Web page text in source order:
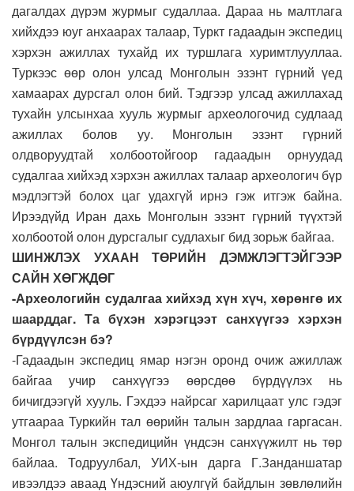
дагалдах дүрэм журмыг судаллаа. Дараа нь малтлага
хийхдээ юуг анхаарах талаар, Туркт гадаадын экспедиц
хэрхэн ажиллах тухайд их туршлага хуримтлууллаа.
Туркээс өөр олон улсад Монголын эзэнт гүрний үед
хамаарах дурсгал олон бий. Тэдгээр улсад ажиллахад
тухайн улсынхаа хууль журмыг археологочид судлаад
ажиллах болов уу. Монголын эзэнт гүрний
олдворуудтай холбоотойгоор гадаадын орнуудад
судалгаа хийхэд хэрхэн ажиллах талаар археологич бүр
мэдлэгтэй болох цаг удахгүй ирнэ гэж итгэж байна.
Ирээдүйд Иран дахь Монголын эзэнт гүрний түүхтэй
холбоотой олон дурсгалыг судлахыг бид зорьж байгаа.
ШИНЖЛЭХ УХААН ТӨРИЙН ДЭМЖЛЭГТЭЙГЭЭР
САЙН ХӨГЖДӨГ
-Археологийн судалгаа хийхэд хүн хүч, хөрөнгө их
шаарддаг. Та бүхэн хэрэгцээт санхүүгээ хэрхэн
бүрдүүлсэн бэ?
-Гадаадын экспедиц ямар нэгэн оронд очиж ажиллаж
байгаа учир санхүүгээ өөрсдөө бүрдүүлэх нь
бичигдээгүй хууль. Гэхдээ найрсаг харилцаат улс гэдэг
утгаараа Туркийн тал өөрийн талын зардлаа гаргасан.
Монгол талын экспедицийн үндсэн санхүүжилт нь төр
байлаа. Тодруулбал, УИХ-ын дарга Г.Занданшатар
ивээлдээ аваад Үндэсний аюулгүй байдлын зөвлөлийн